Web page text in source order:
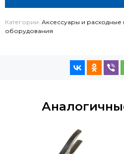
Категории: Аксессуары и расходные
оборудования